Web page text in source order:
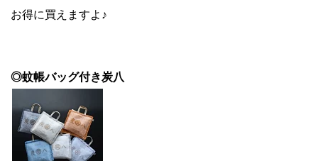
お得に買えますよ♪
◎蚊帳バッグ付き炭八